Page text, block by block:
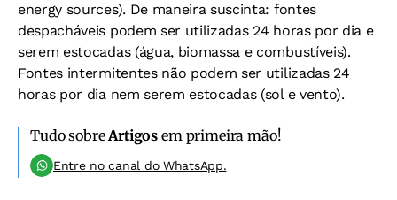
energy sources). De maneira suscinta: fontes
despacháveis podem ser utilizadas 24 horas por dia e
serem estocadas (água, biomassa e combustíveis).
Fontes intermitentes não podem ser utilizadas 24
horas por dia nem serem estocadas (sol e vento).
Tudo sobreArtigos em primeira mão!
Entre no canal do WhatsApp.